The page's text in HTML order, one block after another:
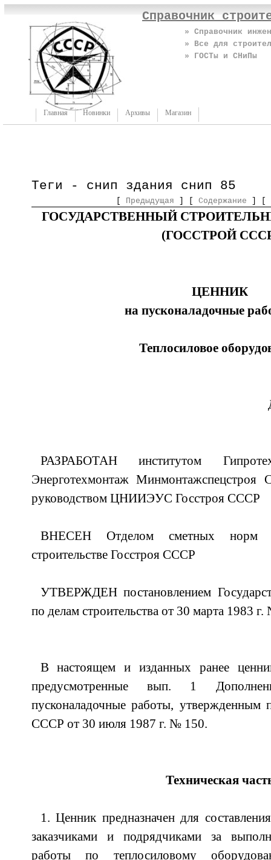
Справочник
» Справочник
» Все для
» ГОСТы и СНиПы
Главная Новинки Архивы Магазин
Теги - снип здания снип 85
Предыдущая Содержание
ГОСУДАРСТВЕННЫЙ
(ГОССТРОЙ
ЦЕННИК
на пусконаладочные
Теплосиловое
РАЗРАБОТАН институтом
Энерготехмонтаж
руководством ЦНИИЭУС Госстроя СССР
ВНЕСЕН Отделом сметных норм
строительстве Госстроя СССР
УТВЕРЖДЕН постановлением
по делам строительства от 30 марта 1983
В настоящем и изданных ранее
предусмотренные вып. 1
пусконаладочные работы, утвержденным
СССР от 30 июля 1987 г. № 150.
Техническая
1. Ценник предназначен для
заказчиками и подрядчиками за
работы по теплосиловому